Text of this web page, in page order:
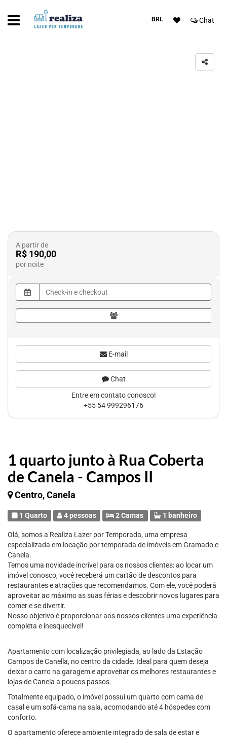
BRL Chat
1 quarto junto à Rua Coberta
de Canela - Campos II
Centro, Canela
1 Quarto 4 pessoas 2 Camas 1 banheiro
Olá, somos a Realiza Lazer por Temporada, uma empresa
especializada em locação por temporada de imóveis em Gramado e
Canela.
Temos uma novidade incrível para os nossos clientes: ao locar um
imóvel conosco, você receberá um cartão de descontos para
restaurantes e atrações que recomendamos. Com ele, você poderá
aproveitar ao máximo as suas férias e descobrir novos lugares para
comer e se divertir.
Nosso objetivo é proporcionar aos nossos clientes uma experiência
completa e inesquecível!
Apartamento com localização privilegiada, ao lado da Estação
Campos de Canella, no centro da cidade. Ideal para quem deseja
deixar o carro na garagem e aproveitar os melhores restaurantes e
lojas de Canela a poucos passos.
Totalmente equipado, o imóvel possui um quarto com cama de
casal e um sofá-cama na sala, acomodando até 4 hóspedes com
conforto.
O apartamento oferece ambiente integrado de sala de estar e
A partir de
R$ 190,00
por noite
E-mail
Chat
Entre em contato conosco!
+55 54 999296176